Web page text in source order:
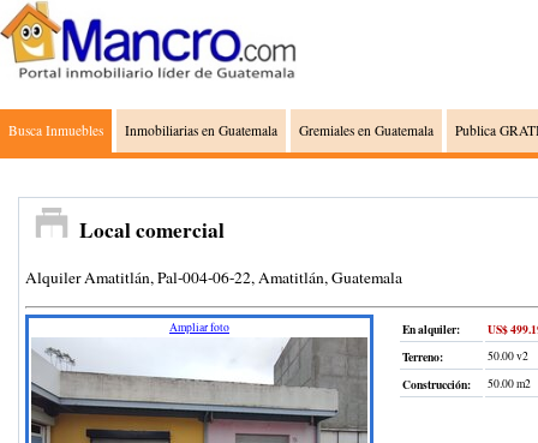
Busca Inmuebles Inmobiliarias en Guatemala Gremiales en Guatemala Publica
Local comercial
Alquiler Amatitlán, Pal-004-06-22, Amatitlán, Guatemala
Ampliar foto En alquiler:
US$
Terreno: 50.00 v2
Construcción: 50.00 m2